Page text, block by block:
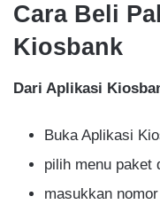
Cara Beli
Kiosbank
Dari Aplikasi
Buka Aplikasi
pilih menu paket
masukkan